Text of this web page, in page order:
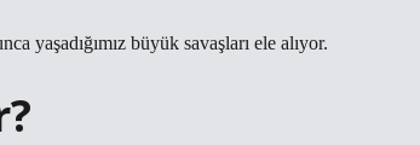
yaşadığımız büyük savaşları ele alıyor.